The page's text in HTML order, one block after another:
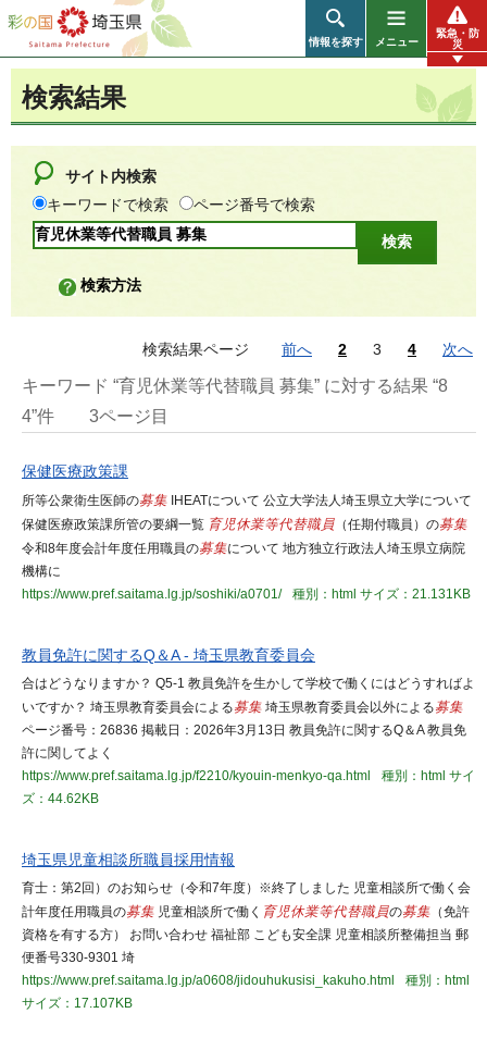
彩の国 埼玉県
情報を探す メニュー
緊急・防
災
検索結果
サイト内検索
キーワードで検索
ページ番号で検索
検索方法
検索結果ページ 前へ 2 3 4 次へ
キーワード “育児休業等代替職員 募集” に対する結果 “8
4”件
3ページ目
保健医療政策課
所等公衆衛生医師の募集 IHEATについて 公立大学法人埼玉県立大学について
保健医療政策課所管の要綱一覧 育児休業等代替職員 （任期付職員）の募集
令和8年度会計年度任用職員の募集について 地方独立行政法人埼玉県立病院
機構に
https://www.pref.saitama.lg.jp/soshiki/a0701/
種別：html サイズ：21.131KB
教員免許に関するQ＆A - 埼玉県教育委員会
合はどうなりますか？ Q5-1 教員免許を生かして学校で働くにはどうすればよ
いですか？ 埼玉県教育委員会による募集 埼玉県教育委員会以外による募集
ページ番号：26836 掲載日：2026年3月13日 教員免許に関するQ＆A 教員免
許に関してよく
https://www.pref.saitama.lg.jp/f2210/kyouin-menkyo-qa.html
種別：html サイ
ズ：44.62KB
埼玉県児童相談所職員採用情報
育士：第2回）のお知らせ（令和7年度）※終了しました 児童相談所で働く会
計年度任用職員の募集 児童相談所で働く 育児休業等代替職員の募集 （免許
資格を有する方） お問い合わせ 福祉部 こども安全課 児童相談所整備担当 郵
便番号330-9301 埼
https://www.pref.saitama.lg.jp/a0608/jidouhukusisi_kakuho.html
種別：html
サイズ：17.107KB